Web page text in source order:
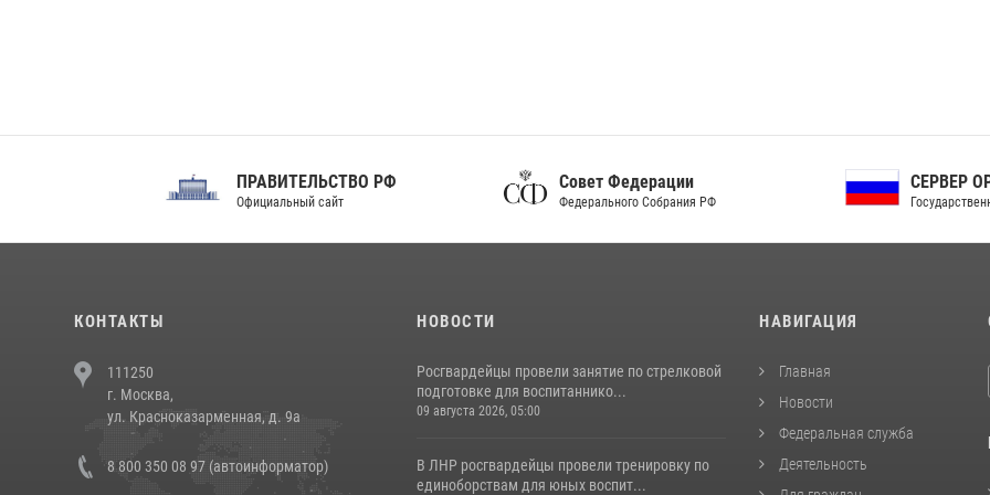
ПРАВИТЕЛЬСТВО РФ
Официальный сайт
Совет Федерации
Федерального Собрания РФ
СЕРВЕР ОРГАНОВ
Государственной власти РФ
КОНТАКТЫ
111250
г. Москва,
ул. Красноказарменная, д. 9а
8 800 350 08 97 (автоинформатор)
НОВОСТИ
Росгвардейцы провели занятие по стрелковой
подготовке для воспитаннико...
09 августа 2026, 05:00
В ЛНР росгвардейцы провели тренировку по
единоборствам для юных воспит...
НАВИГАЦИЯ
Главная
Новости
Федеральная служба
Деятельность